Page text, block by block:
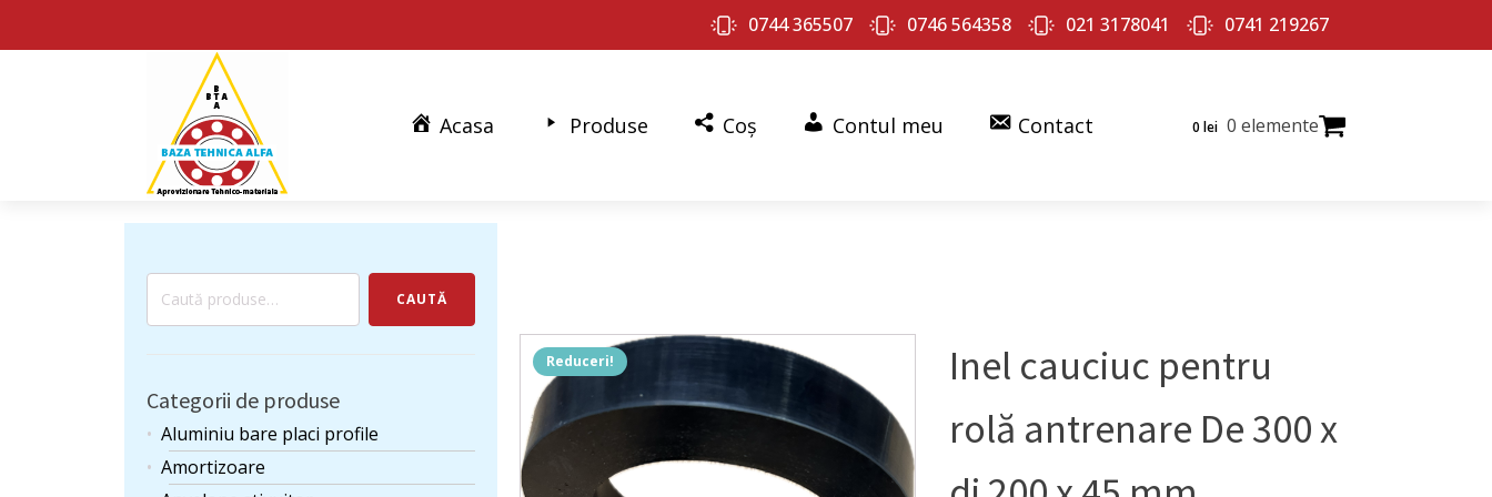
0744 365507 0746 564358 021 3178041 0741 219267
Acasa Produse Coș Contul meu Contact 0 lei 0 elemente
Caută
CAUTĂ
Categorii de produse
Aluminiu bare placi profile
Amortizoare
Reduceri!
Inel cauciuc pentru
rolă antrenare De 300 x